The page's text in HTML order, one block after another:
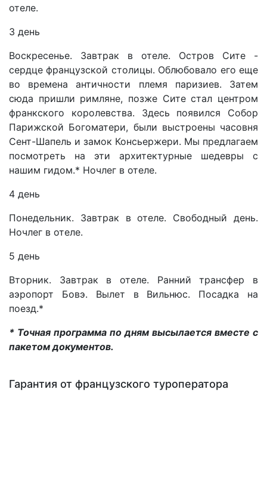
отеле.
3 день
Воскресенье. Завтрак в отеле. Остров Сите -
сердце французской столицы. Облюбовало его еще
во времена античности племя паризиев. Затем
сюда пришли римляне, позже Сите стал центром
франкского королевства. Здесь появился Собор
Парижской Богоматери, были выстроены часовня
Сент-Шапель и замок Консьержери. Мы предлагаем
посмотреть на эти архитектурные шедевры с
нашим гидом.* Ночлег в отеле.
4 день
Понедельник. Завтрак в отеле. Свободный день.
Ночлег в отеле.
5 день
Вторник. Завтрак в отеле. Ранний трансфер в
аэропорт Бовэ. Вылет в Вильнюс. Посадка на
поезд.*
* Точная программа по дням высылается вместе с
пакетом документов.
Гарантия от французского туроператора